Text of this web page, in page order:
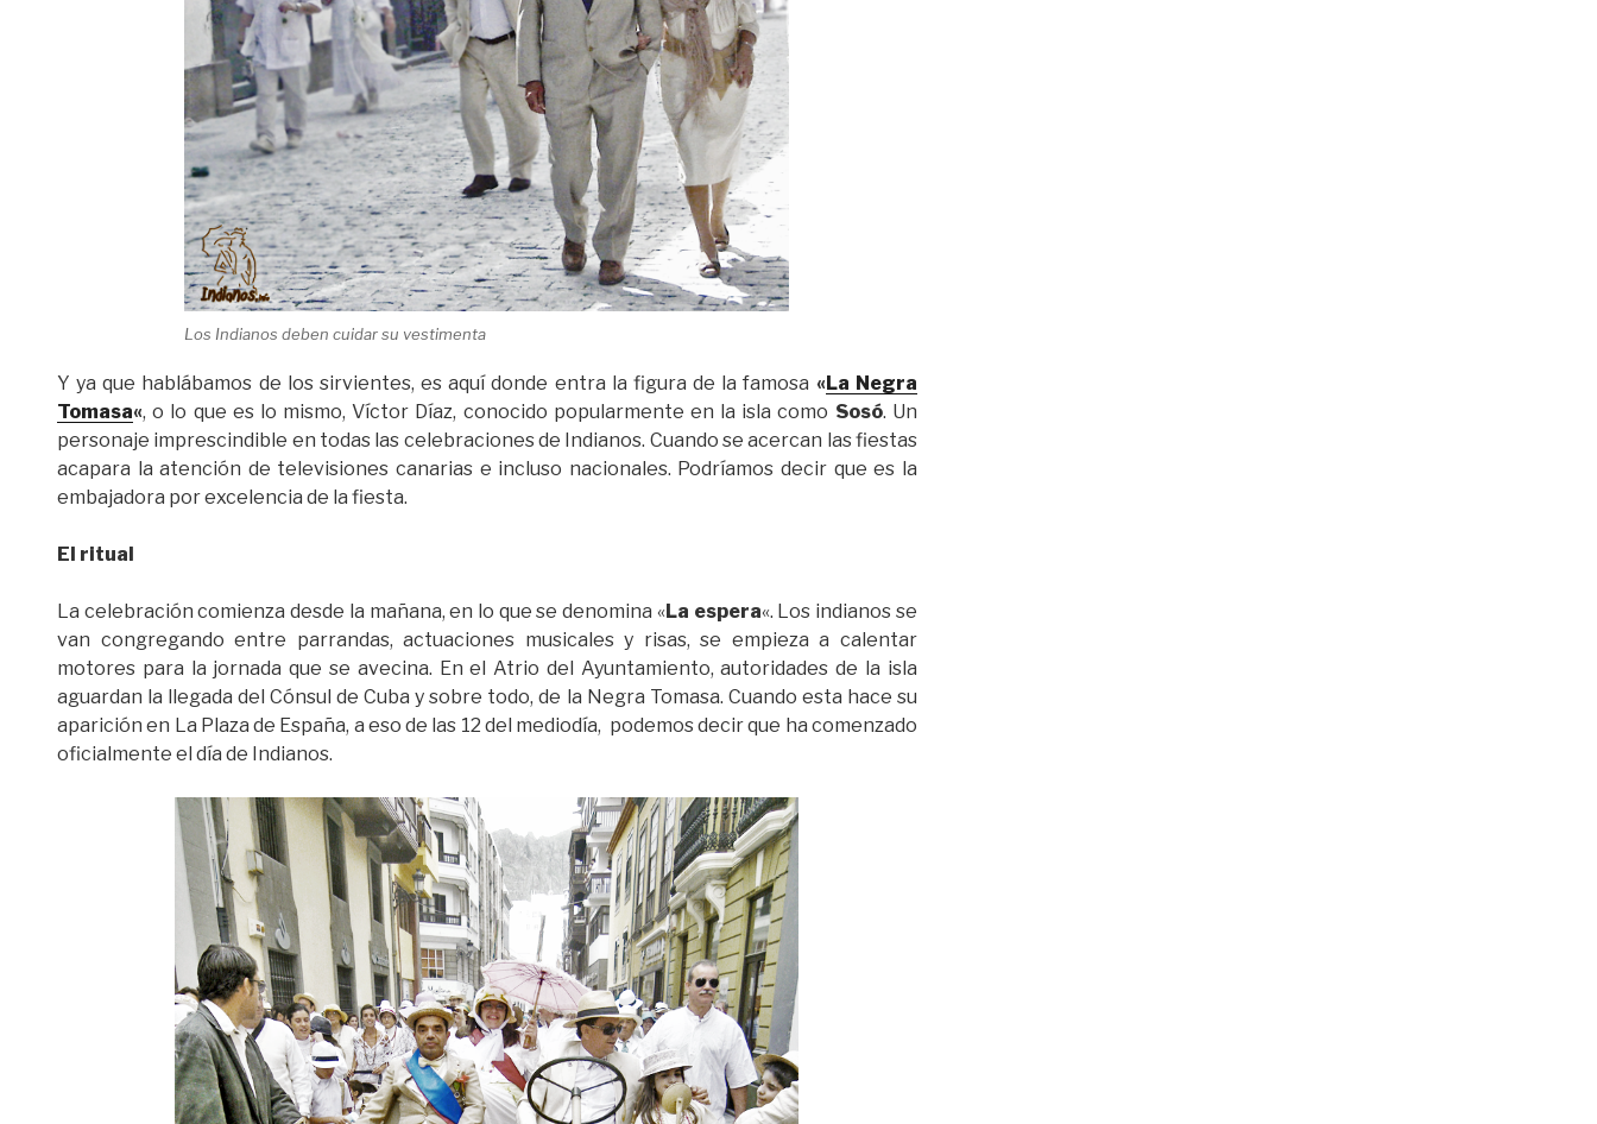
Los Indianos deben cuidar su vestimenta
Y ya que hablábamos de los sirvientes, es aquí donde entra la figura de la famosa «La Negra
Tomasa«, o lo que es lo mismo, Víctor Díaz, conocido popularmente en la isla como Sosó. Un
personaje imprescindible en todas las celebraciones de Indianos. Cuando se acercan las fiestas
acapara la atención de televisiones canarias e incluso nacionales. Podríamos decir que es la
embajadora por excelencia de la fiesta.
El ritual
La celebración comienza desde la mañana, en lo que se denomina «La espera«. Los indianos se
van congregando entre parrandas, actuaciones musicales y risas, se empieza a calentar
motores para la jornada que se avecina. En el Atrio del Ayuntamiento, autoridades de la isla
aguardan la llegada del Cónsul de Cuba y sobre todo, de la Negra Tomasa. Cuando esta hace su
aparición en La Plaza de España, a eso de las 12 del mediodía, podemos decir que ha comenzado
oficialmente el día de Indianos.